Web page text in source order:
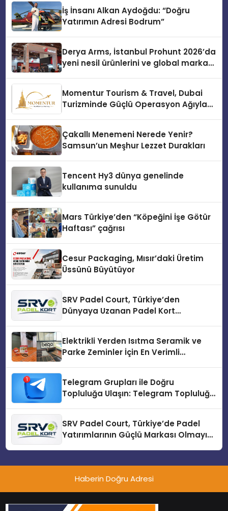
İş İnsanı Alkan Aydoğdu: “Doğru
Yatırımın Adresi Bodrum”
Derya Arms, İstanbul Prohunt 2026’da
yeni nesil ürünlerini ve global marka
Momentur Tourism & Travel, Dubai
Turizminde Güçlü Operasyon Ağıyla
Çakallı Menemeni Nerede Yenir?
Samsun’un Meşhur Lezzet Durakları
Tencent Hy3 dünya genelinde
kullanıma sunuldu
Mars Türkiye’den “Köpeğini İşe Götür
Haftası” çağrısı
Cesur Packaging, Mısır’daki Üretim
Üssünü Büyütüyor
SRV Padel Court, Türkiye’den
Dünyaya Uzanan Padel Kort
Elektrikli Yerden Isıtma Seramik ve
Parke Zeminler İçin En Verimli
Telegram Grupları ile Doğru
Topluluğa Ulaşın: Telegram Topluluğu
SRV Padel Court, Türkiye’de Padel
Yatırımlarının Güçlü Markası Olmayı
Haberin Doğru Adresi